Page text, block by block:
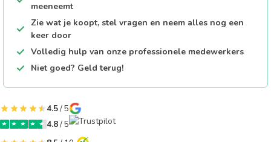
meeneemt
Zie wat je koopt, stel vragen en neem alles nog een
keer door
Volledig hulp van onze professionele medewerkers
Niet goed? Geld terug!
4.5/ 5
4.8/ 5